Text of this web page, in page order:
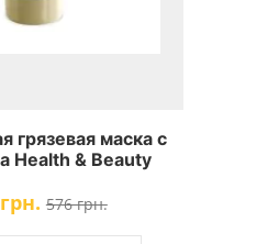
маска с
Health & Beauty
576 грн.